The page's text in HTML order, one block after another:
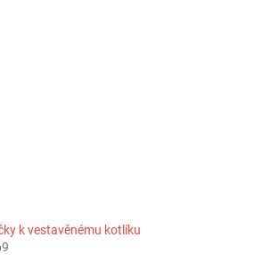
k vestavěnému kotlíku